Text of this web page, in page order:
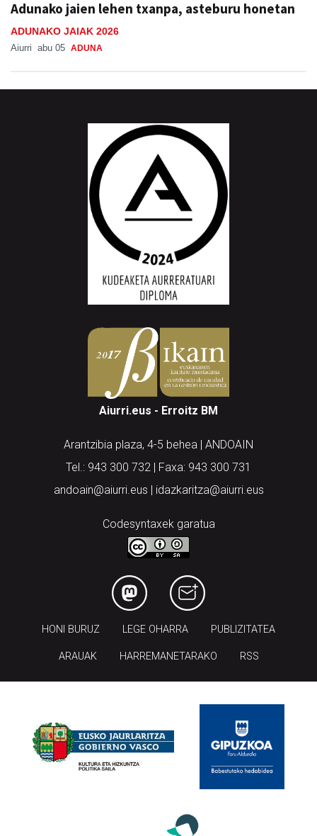
Adunako jaien lehen txanpa, asteburu honetan
ADUNAKO JAIAK 2026
Aiurri abu 05 ADUNA
Aiurri.eus - Erroitz BM
Arantzibia plaza, 4-5 behea | ANDOAIN
Tel.: 943 300 732 | Faxa: 943 300 731
andoain@aiurri.eus | idazkaritza@aiurri.eus
Codesyntaxek garatua
HONI BURUZ LEGE OHARRA PUBLIZITATEA
ARAUAK HARREMANETARAKO RSS